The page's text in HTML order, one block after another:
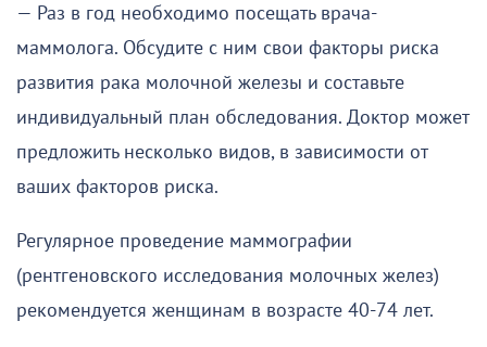
— Раз в год необходимо посещать врача-
маммолога. Обсудите с ним свои факторы риска
развития рака молочной железы и составьте
индивидуальный план обследования. Доктор может
предложить несколько видов, в зависимости от
ваших факторов риска.
Регулярное проведение маммографии
(рентгеновского исследования молочных желез)
рекомендуется женщинам в возрасте 40-74 лет.